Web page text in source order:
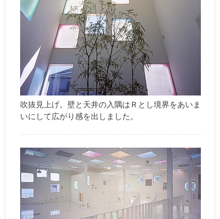
吹抜見上げ。壁と天井の入隅はＲとし境界をあいま
いにして広がり感を出しました。